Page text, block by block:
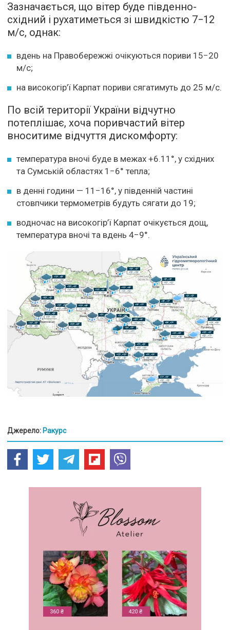
Зазначається, що вітер буде південно-
східний і рухатиметься зі швидкістю 7−12
м/с, однак:
вдень на Правобережжі очікуються пориви 15−20
м/с;
на високогір’ї Карпат пориви сягатимуть до 25 м/с.
По всій території України відчутно
потеплішає, хоча поривчастий вітер
вноситиме відчуття дискомфорту:
температура вночі буде в межах +6.11°, у східних
та Сумській областях 1−6° тепла;
в денні години — 11−16°, у південній частині
стовпчики термометрів будуть сягати до 19;
водночас на високогір’ї Карпат очікується дощ,
температура вночі та вдень 4−9°.
Джерело: Ракурс